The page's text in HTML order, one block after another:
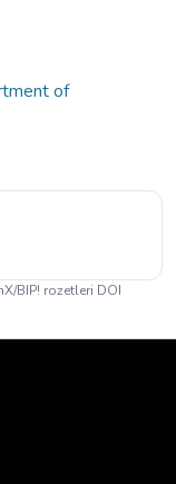
of
BIP! rozetleri DOI